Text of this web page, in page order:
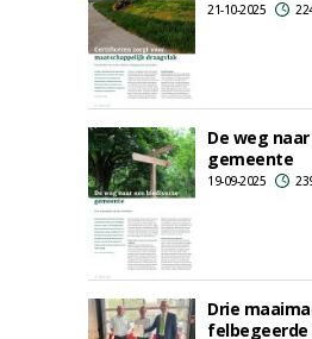
21-10-2025
De weg
gemeente
19-09-2025
Drie
felbegeerde